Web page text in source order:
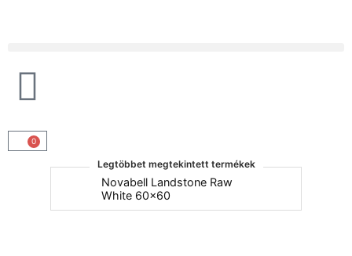
0
Legtöbbet megtekintett termékek
Novabell Landstone Raw
White 60x60